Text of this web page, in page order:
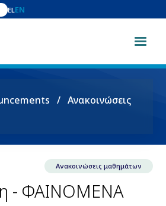
ELEN
Ανακοινώσεις
Ανακοινώσεις μαθημάτων
- ΦΑΙΝΟΜΕΝΑ